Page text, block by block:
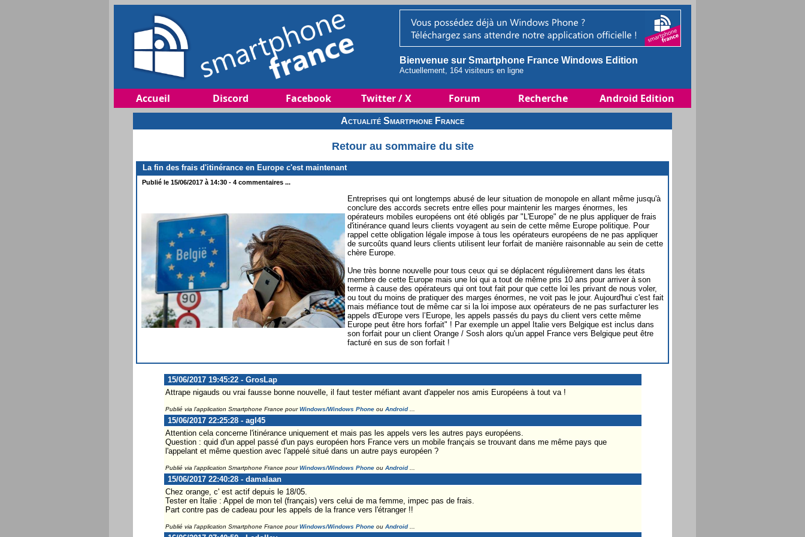
Bienvenue sur Smartphone France Windows Edition
Actuellement, 164 visiteurs en ligne
Accueil Discord Facebook Twitter / X Forum Recherche Android Edition
Actualité Smartphone France
Retour au sommaire du site
La fin des frais d'itinérance en Europe c'est maintenant
Publié le 15/06/2017 à 14:30 - 4 commentaires ...
Entreprises qui ont longtemps abusé de leur situation de monopole en allant même jusqu'à
conclure des accords secrets entre elles pour maintenir les marges énormes, les
opérateurs mobiles européens ont été obligés par "L'Europe" de ne plus appliquer de frais
d'itinérance quand leurs clients voyagent au sein de cette même Europe politique. Pour
rappel cette obligation légale impose à tous les opérateurs européens de ne pas appliquer
de surcoûts quand leurs clients utilisent leur forfait de manière raisonnable au sein de cette
chère Europe.
Une très bonne nouvelle pour tous ceux qui se déplacent régulièrement dans les états
membre de cette Europe mais une loi qui a tout de même pris 10 ans pour arriver à son
terme à cause des opérateurs qui ont tout fait pour que cette loi les privant de nous voler,
ou tout du moins de pratiquer des marges énormes, ne voit pas le jour. Aujourd'hui c'est fait
mais méfiance tout de même car si la loi impose aux opérateurs de ne pas surfacturer les
appels d'Europe vers l’Europe, les appels passés du pays du client vers cette même
Europe peut être hors forfait" ! Par exemple un appel Italie vers Belgique est inclus dans
son forfait pour un client Orange / Sosh alors qu'un appel France vers Belgique peut être
facturé en sus de son forfait !
15/06/2017 19:45:22 - GrosLap
Attrape nigauds ou vrai fausse bonne nouvelle, il faut tester méfiant avant d'appeler nos amis Européens à tout va !
Publié via l'application Smartphone France pourWindows/Windows Phoneou Android...
15/06/2017 22:25:28 - agl45
Attention cela concerne l'itinérance uniquement et mais pas les appels vers les autres pays européens.
Question : quid d'un appel passé d'un pays européen hors France vers un mobile français se trouvant dans me même pays que
l'appelant et même question avec l'appelé situé dans un autre pays européen ?
Publié via l'application Smartphone France pourWindows/Windows Phoneou Android...
15/06/2017 22:40:28 - damalaan
Chez orange, c' est actif depuis le 18/05.
Tester en Italie : Appel de mon tel (français) vers celui de ma femme, impec pas de frais.
Part contre pas de cadeau pour les appels de la france vers l'étranger !!
Publié via l'application Smartphone France pourWindows/Windows Phoneou Android...